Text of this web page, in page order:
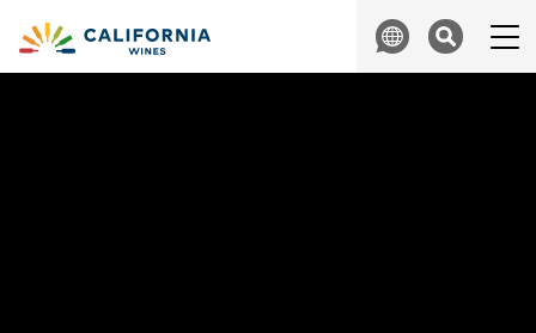
Search